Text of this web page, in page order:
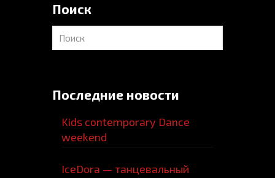
Поиск
Последние новости
Kids contemporary Dance
weekend
IceDora — танцевальный